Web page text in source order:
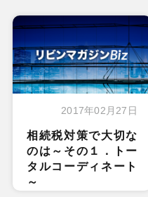
2017年02月27日
相続税対策で大切な
のは～その１．トー
タルコーディネート
～